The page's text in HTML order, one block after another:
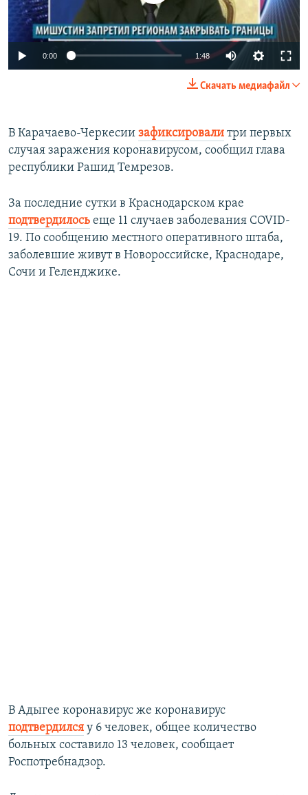
1080p
0:00 1:48 Auto
1080p
Скачать медиафайл
В Карачаево-Черкесии зафиксировали три первых
случая заражения коронавирусом, сообщил глава
республики Рашид Темрезов.
За последние сутки в Краснодарском крае
подтвердилось еще 11 случаев заболевания COVID-
19. По сообщению местного оперативного штаба,
заболевшие живут в Новороссийске, Краснодаре,
Сочи и Геленджике.
В Адыгее коронавирус же коронавирус
подтвердился у 6 человек, общее количество
больных составило 13 человек, сообщает
Роспотребнадзор.